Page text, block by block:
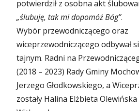
potwierdził z osobna akt
„ślubuję, tak mi dopomóż Bóg”.
Wybór przewodniczącego oraz
wiceprzewodniczącego odbywał
tajnym. Radni na
(2018 – 2023) Rady Gminy
Jerzego Głodkowskiego, a
zostały Halina Elżbieta